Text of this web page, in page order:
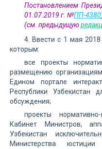
Постановлением
01.07.2019 г. №ПП-4380
(см. предыдущую
4. Ввести с 1 мая 2018
которым:
все проекты
размещению
Едином портале
Республики Узбекистан
обсуждения;
проекты
Кабинет Министров,
Узбекистан
Министерства